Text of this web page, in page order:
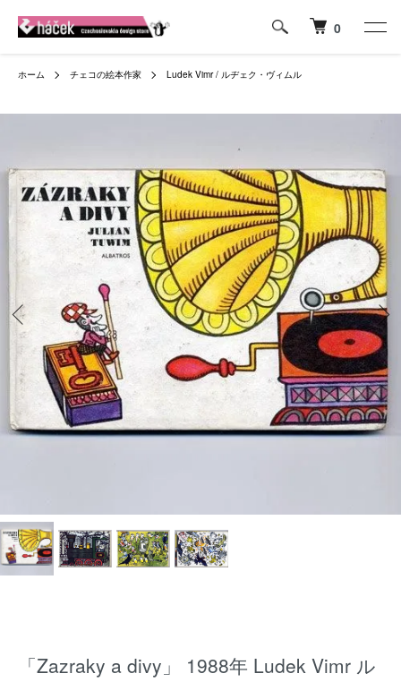
0
ホーム チェコの絵本作家 Ludek Vimr / ルヂェク・ヴィムル
「Zazraky a divy」 1988年 Ludek Vimr ル